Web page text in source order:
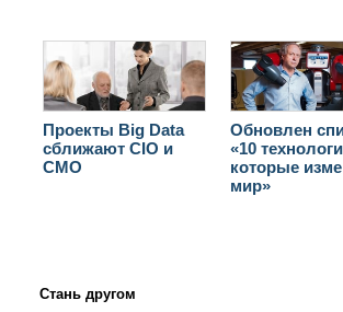
Проекты Big Data
сближают CIO и
CMO
Обновлен
«10
которые
мир»
Стань другом